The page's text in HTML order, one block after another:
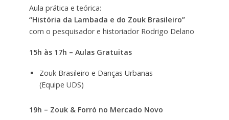
Aula prática e teórica:
“História da Lambada e do Zouk Brasileiro”
com o pesquisador e historiador Rodrigo Delano
15h às 17h – Aulas Gratuitas
Zouk Brasileiro e Danças Urbanas
(Equipe UDS)
19h – Zouk & Forró no Mercado Novo